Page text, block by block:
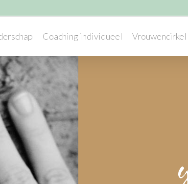
Coaching individueel